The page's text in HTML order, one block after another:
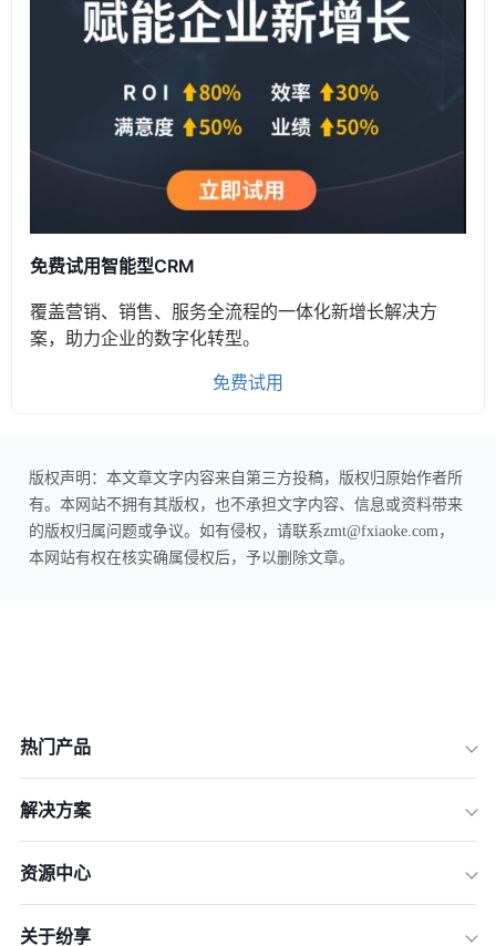
免费试用智能型CRM
覆盖营销、销售、服务全流程的一体化新增长解决方
案，助力企业的数字化转型。
免费试用
版权声明：本文章文字内容来自第三方投稿，版权归原始作者所
有。本网站不拥有其版权，也不承担文字内容、信息或资料带来
的版权归属问题或争议。如有侵权，请联系zmt@fxiaoke.com，
本网站有权在核实确属侵权后，予以删除文章。
热门产品
解决方案
资源中心
关于纷享